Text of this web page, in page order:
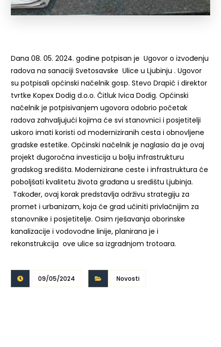
Dana 08. 05. 2024. godine potpisan je Ugovor o izvođenju
radova na sanaciji Svetosavske Ulice u Ljubinju . Ugovor
su potpisali općinski načelnik gosp. Stevo Drapić i direktor
tvrtke Kopex Dodig d.o.o. Čitluk Ivica Dodig. Općinski
načelnik je potpisivanjem ugovora odobrio početak
radova zahvaljujući kojima će svi stanovnici i posjetitelji
uskoro imati koristi od moderniziranih cesta i obnovljene
gradske estetike. Općinski načelnik je naglasio da je ovaj
projekt dugoročna investicija u bolju infrastrukturu
gradskog središta. Modernizirane ceste i infrastruktura će
poboljšati kvalitetu života građana u središtu Ljubinja.
Također, ovaj korak predstavlja održivu strategiju za
promet i urbanizam, koja će grad učiniti privlačnijim za
stanovnike i posjetitelje. Osim rješavanja oborinske
kanalizacije i vodovodne linije, planirana je i
rekonstrukcija ove ulice sa izgradnjom trotoara.
09/05/2024 Novosti